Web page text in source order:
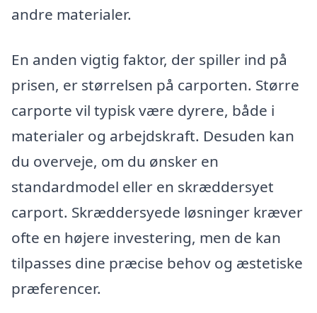
andre materialer.
En anden vigtig faktor, der spiller ind på
prisen, er størrelsen på carporten. Større
carporte vil typisk være dyrere, både i
materialer og arbejdskraft. Desuden kan
du overveje, om du ønsker en
standardmodel eller en skræddersyet
carport. Skræddersyede løsninger kræver
ofte en højere investering, men de kan
tilpasses dine præcise behov og æstetiske
præferencer.